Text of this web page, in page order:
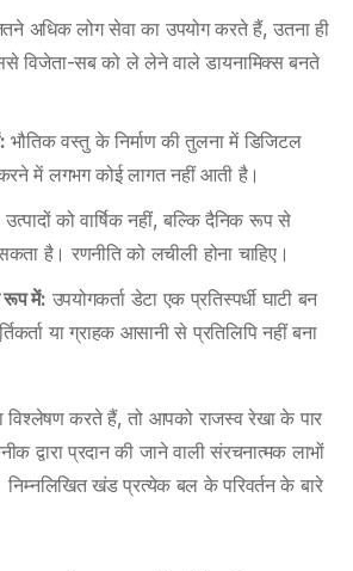
अधिक लोग सेवा का उपयोग करते हैं, उतना ही
विजेता-सब को ले लेने वाले डायनामिक्स बनते
भौतिक वस्तु के निर्माण की तुलना में डिजिटल
में लगभग कोई लागत नहीं आती है।
उत्पादों को वार्षिक नहीं, बल्कि दैनिक रूप से
है। रणनीति को लचीली होना चाहिए।
रूप में: उपयोगकर्ता डेटा एक प्रतिस्पर्धी घाटी बन
या ग्राहक आसानी से प्रतिलिपि नहीं बना
विश्लेषण करते हैं, तो आपको राजस्व रेखा के पार
द्वारा प्रदान की जाने वाली संरचनात्मक लाभों
खंड प्रत्येक बल के परिवर्तन के बारे